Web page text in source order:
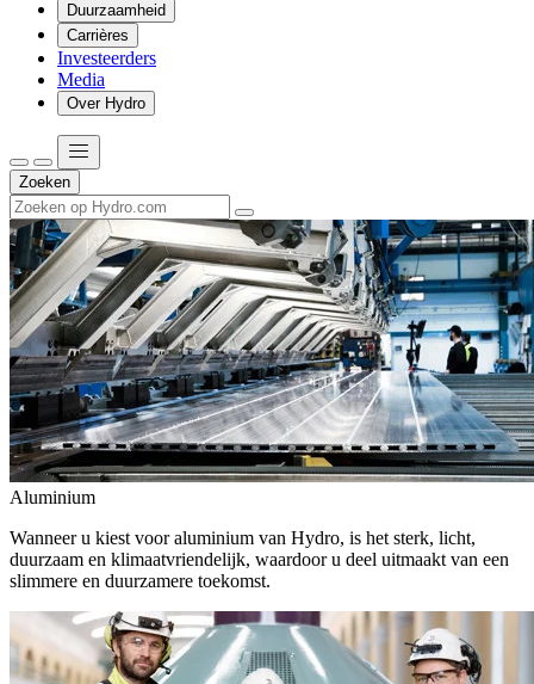
Duurzaamheid
Carrières
Investeerders
Media
Over Hydro
Zoeken
Aluminium
Wanneer u kiest voor aluminium van Hydro, is het sterk, licht,
duurzaam en klimaatvriendelijk, waardoor u deel uitmaakt van een
slimmere en duurzamere toekomst.